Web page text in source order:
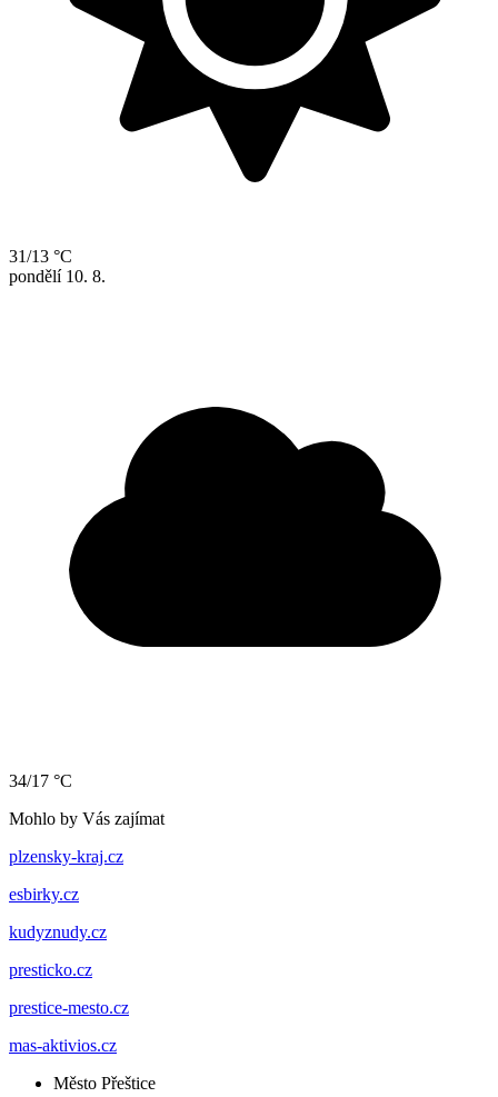
31/13 °C
pondělí 10. 8.
34/17 °C
Mohlo by Vás zajímat
plzensky-kraj.cz
esbirky.cz
kudyznudy.cz
presticko.cz
prestice-mesto.cz
mas-aktivios.cz
Město Přeštice